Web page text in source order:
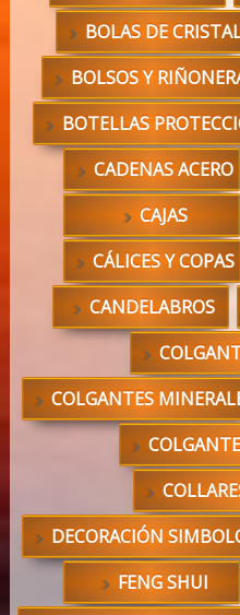
BOLAS DE
BOLSOS Y
BOTELLAS
CADENAS ACERO
CAJAS
CÁLICES Y COPAS
CANDELABROS
COLGANTES
DECORACIÓN
FENG SHUI